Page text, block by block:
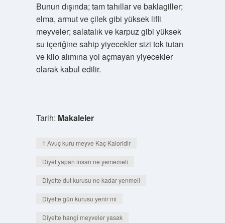
Bunun dışında; tam tahıllar ve baklagiller;
elma, armut ve çilek gibi yüksek lifli
meyveler; salatalık ve karpuz gibi yüksek
su içeriğine sahip yiyecekler sizi tok tutan
ve kilo alımına yol açmayan yiyecekler
olarak kabul edilir.
Tarih: Makaleler
1 Avuç kuru meyve Kaç Kaloridir
Diyet yapan insan ne yememeli
Diyette dut kurusu ne kadar yenmeli
Diyette gün kurusu yenir mi
Diyette hangi meyveler yasak